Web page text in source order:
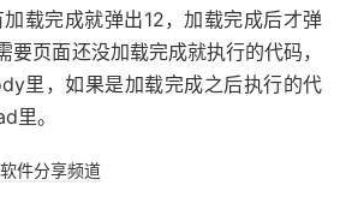
载完成就弹出12，加载完成后才弹
要页面还没加载完成就执行的代码，
里，如果是加载完成之后执行的代
里。
软件分享频道